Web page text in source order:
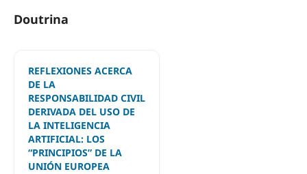
Doutrina
REFLEXIONES ACERCA
DE LA
RESPONSABILIDAD CIVIL
DERIVADA DEL USO DE
LA INTELIGENCIA
ARTIFICIAL: LOS
“PRINCIPIOS” DE LA
UNIÓN EUROPEA